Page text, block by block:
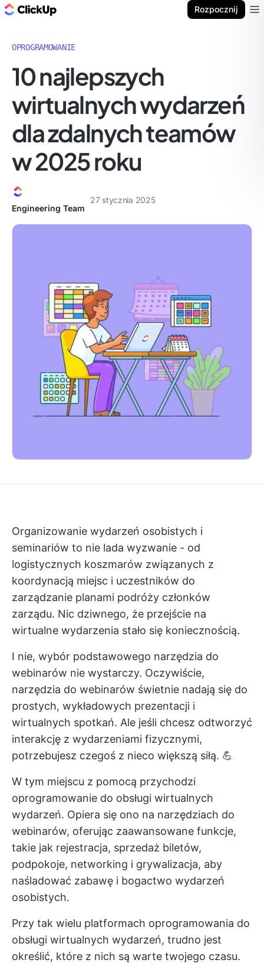
Rozpocznij
OPROGRAMOWANIE
10 najlepszych
wirtualnych wydarzeń
dla zdalnych teamów
w 2025 roku
Engineering Team
27 stycznia 2025
Organizowanie wydarzeń osobistych i
seminariów to nie lada wyzwanie - od
logistycznych koszmarów związanych z
koordynacją miejsc i uczestników do
zarządzanie planami podróży członków
zarządu. Nic dziwnego, że przejście na
wirtualne wydarzenia stało się koniecznością.
I nie, wybór podstawowego narzędzia do
webinarów nie wystarczy. Oczywiście,
narzędzia do webinarów świetnie nadają się do
prostych, wykładowych prezentacji i
wirtualnych spotkań. Ale jeśli chcesz odtworzyć
interakcję z wydarzeniami fizycznymi,
potrzebujesz czegoś z nieco większą siłą. 💪
W tym miejscu z pomocą przychodzi
oprogramowanie do obsługi wirtualnych
wydarzeń. Opiera się ono na narzędziach do
webinarów, oferując zaawansowane funkcje,
takie jak rejestracja, sprzedaż biletów,
podpokoje, networking i grywalizacja, aby
naśladować zabawę i bogactwo wydarzeń
osobistych.
Przy tak wielu platformach oprogramowania do
obsługi wirtualnych wydarzeń, trudno jest
określić, które z nich są warte twojego czasu.